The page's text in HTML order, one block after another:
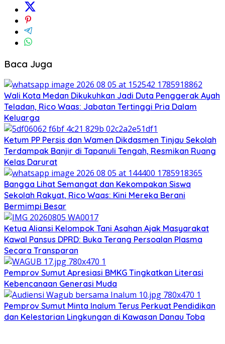
Baca Juga
Wali Kota Medan Dikukuhkan Jadi Duta Penggerak Ayah
Teladan, Rico Waas: Jabatan Tertinggi Pria Dalam
Keluarga
Ketum PP Persis dan Wamen Dikdasmen Tinjau Sekolah
Terdampak Banjir di Tapanuli Tengah, Resmikan Ruang
Kelas Darurat
Bangga Lihat Semangat dan Kekompakan Siswa
Sekolah Rakyat, Rico Waas: Kini Mereka Berani
Bermimpi Besar
Ketua Aliansi Kelompok Tani Asahan Ajak Masyarakat
Kawal Pansus DPRD: Buka Terang Persoalan Plasma
Secara Transparan
Pemprov Sumut Apresiasi BMKG Tingkatkan Literasi
Kebencanaan Generasi Muda
Pemprov Sumut Minta Inalum Terus Perkuat Pendidikan
dan Kelestarian Lingkungan di Kawasan Danau Toba